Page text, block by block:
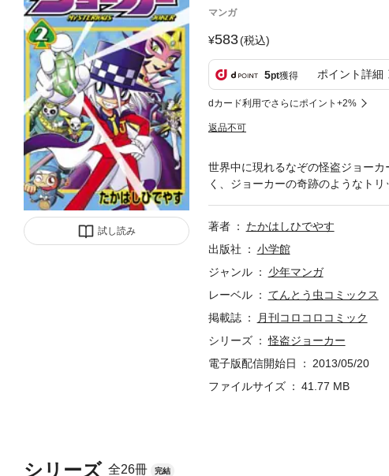
試し読み
マンガ
583(税込)
5pt獲得 ポイント詳細
dカード利用でさらにポイント+2%
返品不可
シリーズ 全26冊 完結
世界中に現れるなぞの怪盗ジョー
く、ジョーカーの奇跡のようなト
著者
たかはしひでやす
出版社
小学館
ジャンル
少年マンガ
レーベル
てんとう虫コミックス
掲載誌
月刊コロコロコミック
シリーズ
怪盗ジョーカー
電子版配信開始日
2013/05/20
ファイルサイズ
41.77 MB